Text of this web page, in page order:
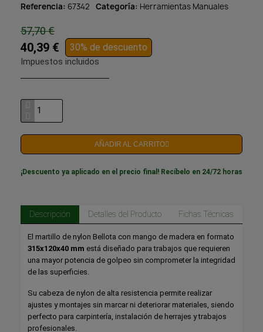
Referencia 67342 Categoría Herramientas Manuales
57,70 €
40,39 € 30% de descuento
Impuestos incluidos
AÑADIR AL CARRITO
¡Descuento ya aplicado en el precio final! Recíbelo en 24/72 horas
Descripción Detalles del Producto Fichas Técnicas
El martillo de nylon Bellota con mango de madera en formato
315x120x40 mm está diseñado para trabajos que requieren
una mayor potencia de golpeo sin comprometer la integridad
de las superficies.
Su cabeza de nylon de alta resistencia permite realizar
ajustes y montajes sin marcar ni deteriorar materiales, siendo
perfecto para carpintería, instalación de herrajes y trabajos
profesionales.